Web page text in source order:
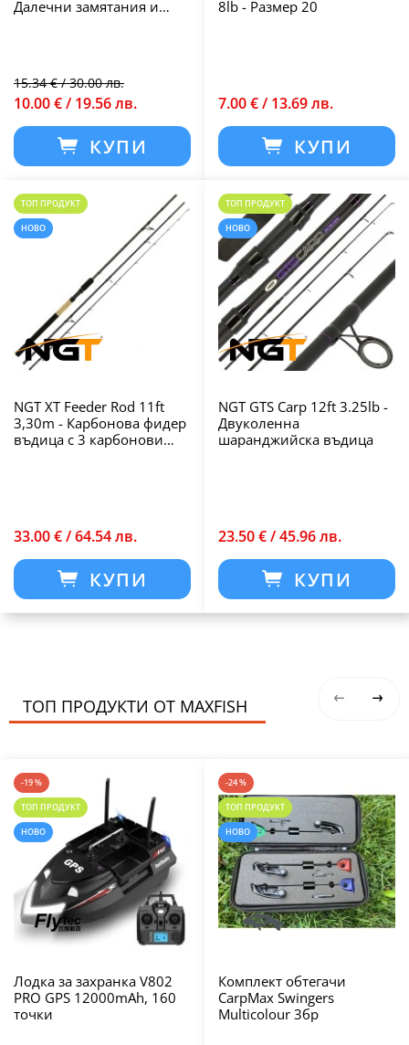
Далечни замятания и
15.34 € / 30.00 лв.
10.00 € / 19.56 лв.
КУПИ
8lb - Размер 20
7.00 € / 13.69 лв.
КУПИ
ТОП ПРОДУКТ
НОВО
NGT XT Feeder Rod 11ft
3,30m - Карбонова фидер
въдица с 3 карбонови
33.00 € / 64.54 лв.
КУПИ
ТОП ПРОДУКТ
НОВО
NGT GTS Carp 12ft 3.25lb -
Двуколенна
шаранджийска въдица
23.50 € / 45.96 лв.
КУПИ
ТОП ПРОДУКТИ ОТ MAXFISH
-19 %
ТОП ПРОДУКТ
НОВО
Лодка за захранка V802
PRO GPS 12000mAh, 160
точки
-24 %
ТОП ПРОДУКТ
НОВО
Комплект обтегачи
CarpMax Swingers
Multicolour 3бр